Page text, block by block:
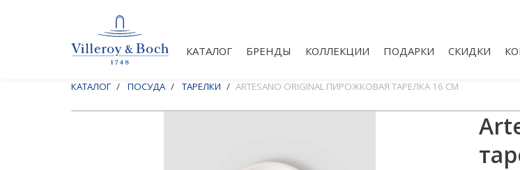
КАТАЛОГ БРЕНДЫ КОЛЛЕКЦИИ ПОДАРКИ СКИДКИ
КАТАЛОГ ПОСУДА ТАРЕЛКИ ARTESANO ORIGINAL ПИРОЖКОВАЯ ТАРЕЛКА 16 СМ